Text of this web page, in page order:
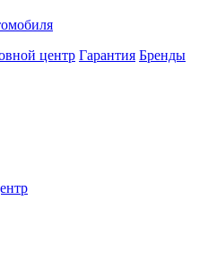
центр Гарантия Бренды